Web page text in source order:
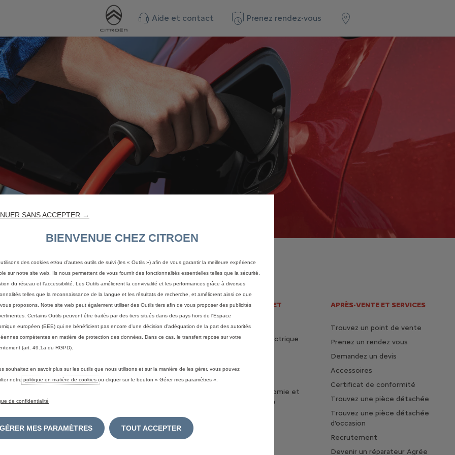
Aide et contact Prenez rendez-vous
TROUVER MA VOITURE
Configurez votre voiture
Configurez votre véhicule
utilitaire
Commandez en ligne
Véhicules neufs en stock
Reprise
Réservez un essai
UNIVERS ÉLECTRIQUE ET
HYBRIDE
Découvrez la vie en électrique
Chargez votre voiture
Maximisez votre autonomie et
la durée de vie de votre
APRÈS-VENTE ET SERVICES
Trouvez un point de vente
Prenez un rendez vous
Demandez un devis
Accessoires
Certificat de conformité
Trouvez une pièce détachée
Trouvez une pièce détachée
d'occasion
Recrutement
Devenir un réparateur Agrée
SANS ACCEPTER →
BIENVENUE CHEZ CITROEN
des cookies et/ou d’autres outils de suivi (les « Outils ») afin de vous garantir la meilleure expérience
sur notre site web. Ils nous permettent de vous fournir des fonctionnalités essentielles telles que la sécurité,
du réseau et l’accessibilité. Les Outils améliorent la convivialité et les performances grâce à diverses
telles que la reconnaissance de la langue et les résultats de recherche, et améliorent ainsi ce que
proposons. Notre site web peut également utiliser des Outils tiers afin de vous proposer des publicités
Certains Outils peuvent être traités par des tiers situés dans des pays hors de l'Espace
européen (EEE) qui ne bénéficient pas encore d'une décision d'adéquation de la part des autorités
compétentes en matière de protection des données. Dans ce cas, le transfert repose sur votre
(art. 49.1a du RGPD).
souhaitez en savoir plus sur les outils que nous utilisons et sur la manière de les gérer, vous pouvez
notre politique en matière de cookies ou cliquer sur le bouton « Gérer mes paramètres ».
de confidentialité
GÉRER MES PARAMÈTRES TOUT ACCEPTER